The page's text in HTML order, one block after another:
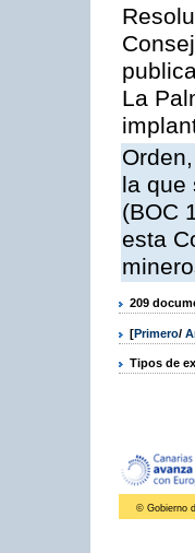
La
la que
(BOC
esta
209
[Primero/
Tipos de
© Gobierno